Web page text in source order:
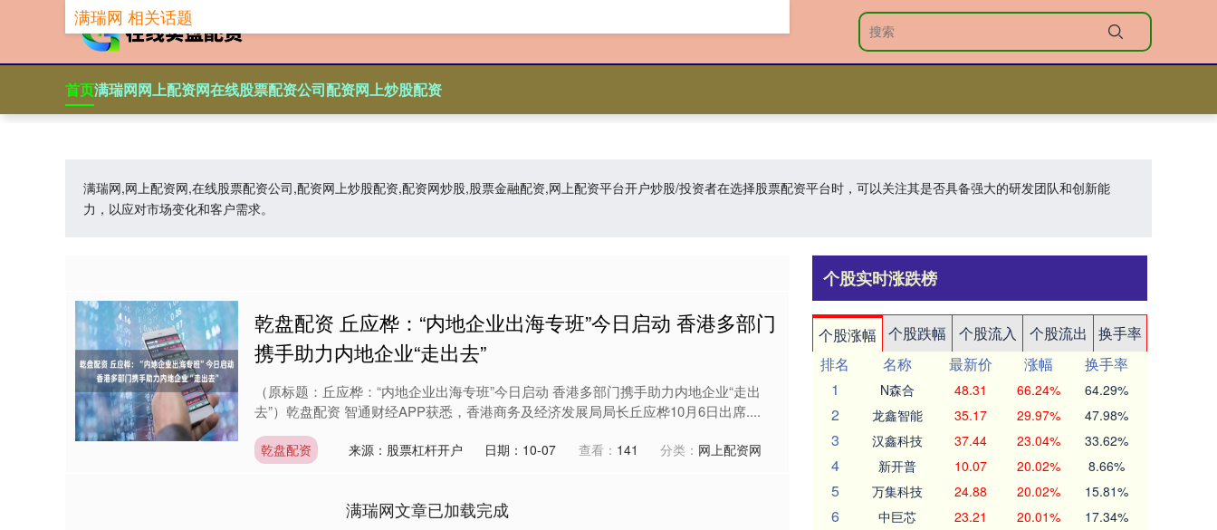
首页满瑞网网上配资网在线股票配资公司配资网上炒股配资
满瑞网,网上配资网,在线股票配资公司,配资网上炒股配资,配资网炒股,股票金融配资,网上配资平台开户炒股/投资者在选择股票配资平台时，可以关注其是否具备强大的研发团队和创新能
力，以应对市场变化和客户需求。
满瑞网 相关话题
乾盘配资 丘应桦：“内地企业出海专班”今日启动 香港多部门
携手助力内地企业“走出去”
（原标题：丘应桦：“内地企业出海专班”今日启动 香港多部门携手助力内地企业“走出
去”）乾盘配资 智通财经APP获悉，香港商务及经济发展局局长丘应桦10月6日出席....
乾盘配资 来源：股票杠杆开户 日期：10-07 查看： 141 分类： 网上配资网
满瑞网文章已加载完成
个股实时涨跌榜
个股涨幅 个股跌幅 个股流入 个股流出
换手率
排名
名称 最新价 涨幅
换手率
1
N森合 48.31 66.24% 64.29%
2 龙鑫智能 35.17 29.97% 47.98%
3 汉鑫科技 37.44 23.04% 33.62%
4 新开普 10.07 20.02% 8.66%
5 万集科技 24.88 20.02% 15.81%
6 中巨芯 23.21 20.01% 17.34%